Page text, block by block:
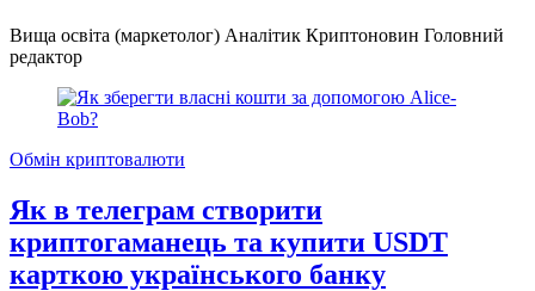
Вища освіта (маркетолог) Аналітик Криптоновин Головний
редактор
Обмін криптовалюти
Як в телеграм створити
криптогаманець та купити USDT
карткою українського банку